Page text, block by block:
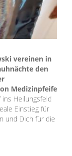
vereinen in
den
Medizinpfeife
Heilungsfeld
Einstieg für
und Dich für die